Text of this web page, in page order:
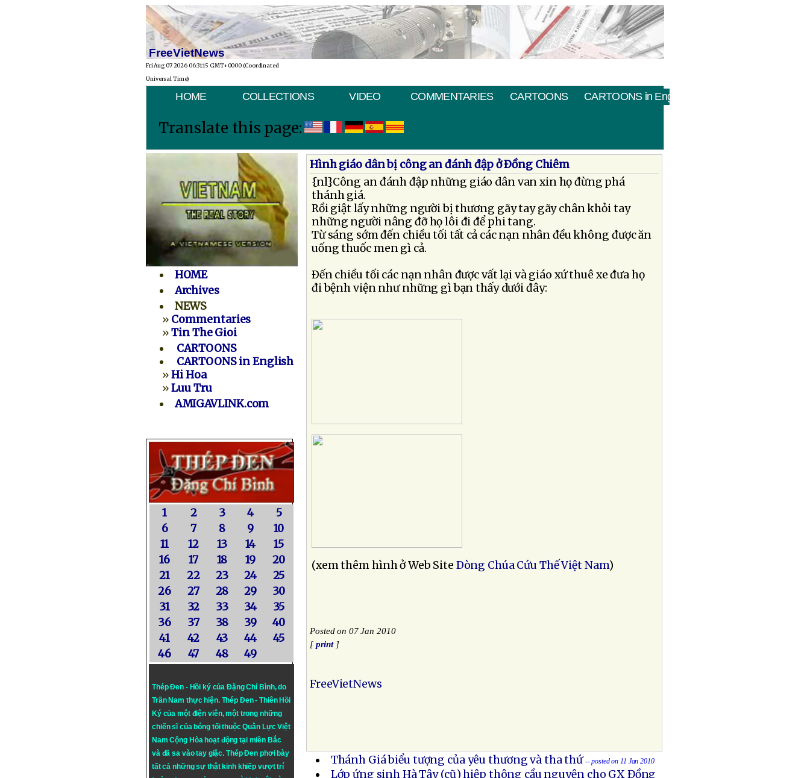
FreeVietNews
Fri Aug 07 2026 06:31:15 GMT+0000 (Coordinated
Universal Time)
HOME COLLECTIONS VIDEO COMMENTARIES CARTOONS CARTOONS in English
Translate this page:
HOME
Archives
NEWS
» Commentaries
»Tin The Gioi
CARTOONS
CARTOONS in English
»Hi Hoa
»Luu Tru
AMIGAVLINK.com
1 2 3 4
5
6
7 8 9
10
11
12 13 14
15
16
17 18 19
20
21
22 23 24
25
26
27 28 29
30
31
32 33 34
35
36
37 38 39
40
41
42 43 44
45
46
47 48 49
Thép Đen - Hồi ký của Đặng Chí Bình, do
Trần Nam thực hiện. Thép Đen- Thiên Hồi
Ký của một điện viên, một trong những
chiến sĩ của bóng tối thuộc Quân Lực Việt
Nam Cộng Hòa hoạt động tại miền Bắc
và đã sa vào tay giặc. Thép Đen phơi bày
tất cả những sự thật kinh khiếp vượt trí
Hình giáo dân bị công an đánh đập ở Ðồng Chiêm
{nl}Công an đánh đập những giáo dân van xin họ đừng phá
thánh giá.
Rồi giật lấy những người bị thương gãy tay gãy chân khỏi tay
những người nâng đỡ họ lôi đi để phi tang.
Từ sáng sớm đến chiều tối tất cả các nạn nhân đều không được ăn
uống thuốc men gì cả.
Ðến chiều tối các nạn nhân được vất lại và giáo xứ thuê xe đưa họ
đi bệnh viện như những gì bạn thấy dưới đây:
(xem thêm hình ở Web Site Dòng Chúa Cứu Thế Việt Nam)
Posted on 07 Jan 2010
[print]
FreeVietNews
Thánh Giá biểu tượng của yêu thương và tha thứ -- posted on 11 Jan 2010
Lớp ứng sinh Hà Tây (cũ) hiệp thông cầu nguyện cho GX Đồng